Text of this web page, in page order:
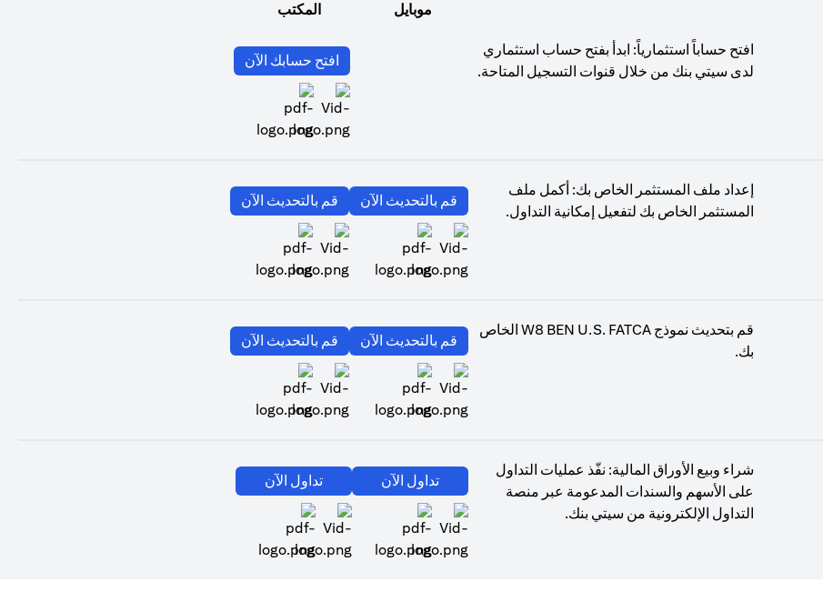
موبايل المكتب
افتح حساباً استثمارياً: ابدأ بفتح حساب استثماري
لدى سيتي بنك من خلال قنوات التسجيل المتاحة.
افتح حسابك الآن
إعداد ملف المستثمر الخاص بك: أكمل ملف
المستثمر الخاص بك لتفعيل إمكانية التداول.
قم بالتحديث الآن قم بالتحديث الآن
قم بتحديث نموذج W8 BEN U.S. FATCA الخاص
بك.
قم بالتحديث الآن قم بالتحديث الآن
شراء وبيع الأوراق المالية: نفّذ عمليات التداول
على الأسهم والسندات المدعومة عبر منصة
التداول الإلكترونية من سيتي بنك.
تداول الآن تداول الآن